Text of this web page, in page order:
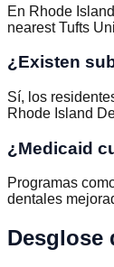
En Rhode
nearest Tufts
¿Existen
Sí, los
Rhode Island
¿Medicaid
Programas
dentales
Desglose